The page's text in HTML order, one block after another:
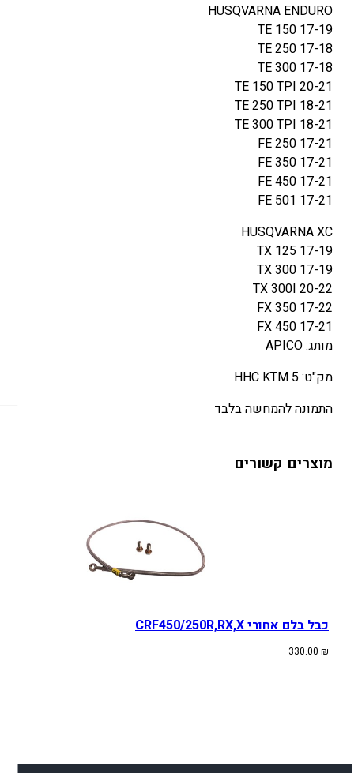
HUSQVARNA ENDURO
TE 150 17-19
TE 250 17-18
TE 300 17-18
TE 150 TPI 20-21
TE 250 TPI 18-21
TE 300 TPI 18-21
FE 250 17-21
FE 350 17-21
FE 450 17-21
FE 501 17-21
HUSQVARNA XC
TX 125 17-19
TX 300 17-19
TX 300I 20-22
FX 350 17-22
FX 450 17-21
מותג: APICO
מק"ט: HHC KTM 5
התמונה להמחשה בלבד
מוצרים קשורים
כבל בלם אחורי CRF450/250R,RX,X
330.00 ₪